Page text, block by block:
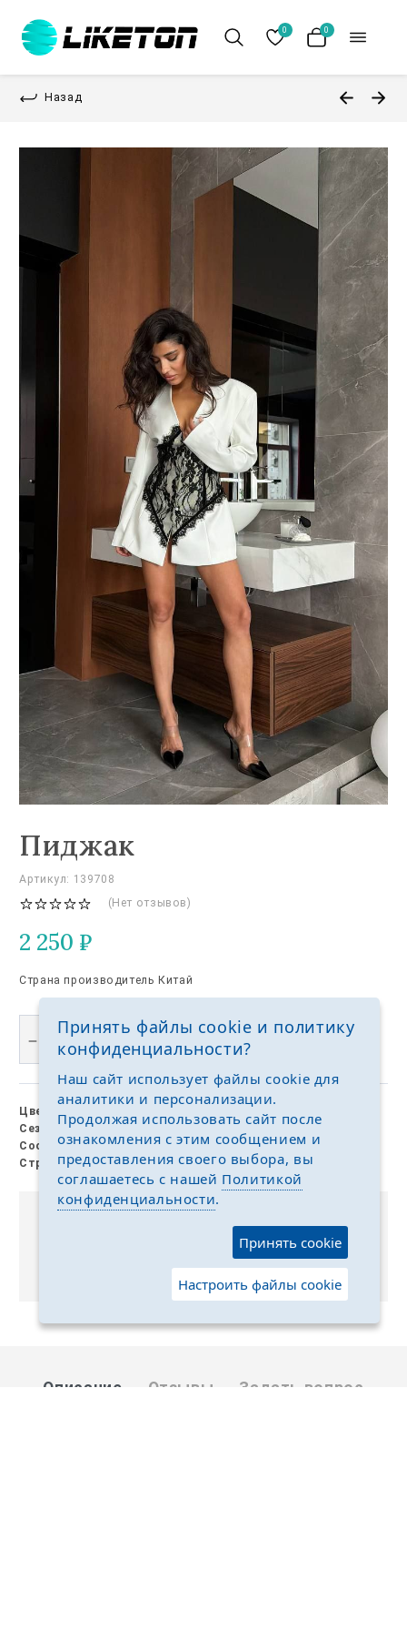
0 0
Назад
Пиджак
Артикул: 139708
(Нет отзывов)
2 250 ₽
Страна производитель Китай
В КОРЗИНУ
Цвет:
Сезон:
демисезон
Состав: хлопок, полиэстер
Страна: Китай
Выкуп без размерных рядов
Отгружаем любые размеры одежды и обуви на
Описание Отзывы Задать вопрос
Принять файлы cookie и политику
конфиденциальности?
Наш сайт использует файлы cookie для
аналитики и персонализации.
Продолжая использовать сайт после
ознакомления с этим сообщением и
предоставления своего выбора, вы
соглашаетесь с нашей Политикой
конфиденциальности.
Принять cookie
Настроить файлы cookie